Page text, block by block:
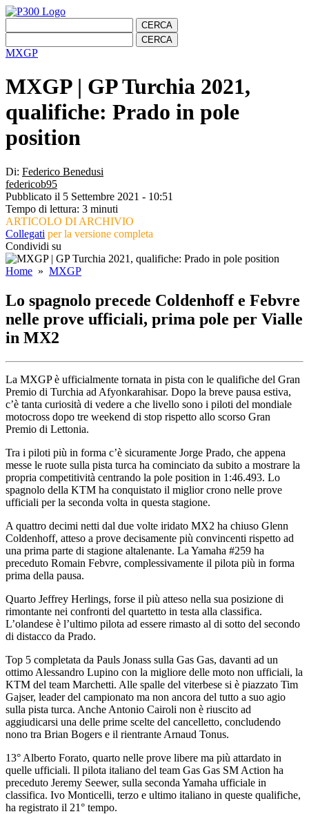
MXGP
MXGP | GP Turchia 2021,
qualifiche: Prado in pole
position
Di: Federico Benedusi
federicob95
Pubblicato il 5 Settembre 2021 - 10:51
Tempo di lettura: 3 minuti
ARTICOLO DI ARCHIVIO
Collegati per la versione completa
Condividi su
Home » MXGP
Lo spagnolo precede Coldenhoff e Febvre
nelle prove ufficiali, prima pole per Vialle
in MX2
La MXGP è ufficialmente tornata in pista con le qualifiche del Gran
Premio di Turchia ad Afyonkarahisar. Dopo la breve pausa estiva,
c’è tanta curiosità di vedere a che livello sono i piloti del mondiale
motocross dopo tre weekend di stop rispetto allo scorso Gran
Premio di Lettonia.
Tra i piloti più in forma c’è sicuramente Jorge Prado, che appena
messe le ruote sulla pista turca ha cominciato da subito a mostrare la
propria competitività centrando la pole position in 1:46.493. Lo
spagnolo della KTM ha conquistato il miglior crono nelle prove
ufficiali per la seconda volta in questa stagione.
A quattro decimi netti dal due volte iridato MX2 ha chiuso Glenn
Coldenhoff, atteso a prove decisamente più convincenti rispetto ad
una prima parte di stagione altalenante. La Yamaha #259 ha
preceduto Romain Febvre, complessivamente il pilota più in forma
prima della pausa.
Quarto Jeffrey Herlings, forse il più atteso nella sua posizione di
rimontante nei confronti del quartetto in testa alla classifica.
L’olandese è l’ultimo pilota ad essere rimasto al di sotto del secondo
di distacco da Prado.
Top 5 completata da Pauls Jonass sulla Gas Gas, davanti ad un
ottimo Alessandro Lupino con la migliore delle moto non ufficiali, la
KTM del team Marchetti. Alle spalle del viterbese si è piazzato Tim
Gajser, leader del campionato ma non ancora del tutto a suo agio
sulla pista turca. Anche Antonio Cairoli non è riuscito ad
aggiudicarsi una delle prime scelte del cancelletto, concludendo
nono tra Brian Bogers e il rientrante Arnaud Tonus.
13° Alberto Forato, quarto nelle prove libere ma più attardato in
quelle ufficiali. Il pilota italiano del team Gas Gas SM Action ha
preceduto Jeremy Seewer, sulla seconda Yamaha ufficiale in
classifica. Ivo Monticelli, terzo e ultimo italiano in queste qualifiche,
ha registrato il 21° tempo.